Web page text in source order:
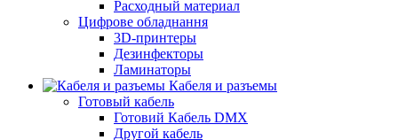
Расходный материал
Цифрове обладнання
3D-принтеры
Дезинфекторы
Ламинаторы
Кабеля и разъемы
Готовый кабель
Готовий Кабель DMX
Другой кабель